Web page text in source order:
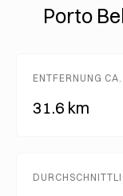
Porto
ENTFERNUNG CA.
31.6 km